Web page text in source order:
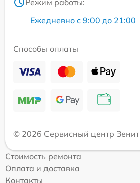
Режим работы:
Ежедневно с 9:00 до 21:00
Способы оплаты
© 2026 Сервисный центр Зенит
Стоимость ремонта
Оплата и доставка
Контакты